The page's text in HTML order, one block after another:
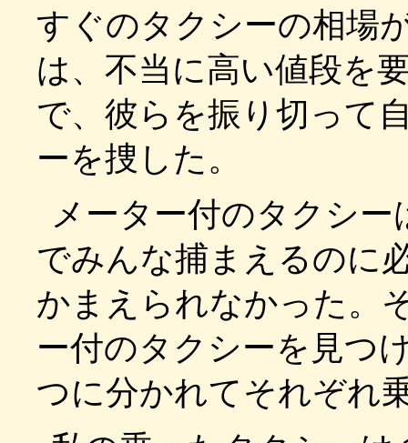
すぐのタクシーの相場
は、不当に高い値段を
で、彼らを振り切って
ーを捜した。
メーター付のタクシ
でみんな捕まえるのに
かまえられなかった。
ー付のタクシーを見つ
つに分かれてそれぞれ